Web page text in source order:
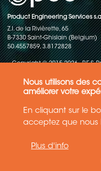
Nous utilisons des
améliorer votre
En cliquant sur le
acceptez que nous
Plus d'info
Product Engineering Services
Z.I. de la Rivièrette, 65
B-7330 Saint-Ghislain (Belgium)
50.4557859, 3.8172828
Copyright © 2015-2026 - P.E.S.
Politique de
Conditions
récent de la technique.